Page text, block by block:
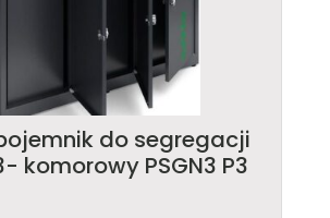
do segregacji
komorowy PSGN3 P3